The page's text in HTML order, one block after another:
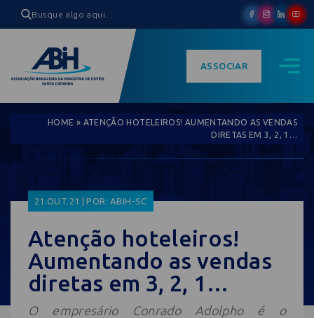
ASSOCIAR
HOME » ATENÇÃO HOTELEIROS! AUMENTANDO AS VENDAS
DIRETAS EM 3, 2, 1…
21.OUT.21 | POR: ABIH-SC
Atenção hoteleiros!
Aumentando as vendas
diretas em 3, 2, 1…
O empresário Conrado Adolpho é o